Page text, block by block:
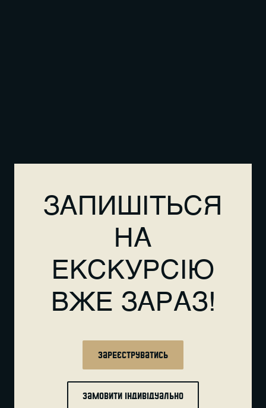
ЗАПИШІТЬСЯ
НА
ЕКСКУРСІЮ
ВЖЕ ЗАРАЗ!
Зареєструватись
Замовити індивідуально